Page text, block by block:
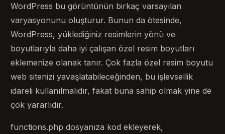
WordPress bu görüntünün birkaç varsayılan
varyasyonunu oluşturur. Bunun da ötesinde,
WordPress, yüklediğiniz resimlerin yönü ve
boyutlarıyla daha iyi çalışan özel resim boyutları
eklemenize olanak tanır. Çok fazla özel resim boyutu
web sitenizi yavaşlatabileceğinden, bu işlevsellik
idareli kullanılmalıdır, fakat buna sahip olmak yine de
çok yararlıdır.
functions.php dosyanıza kod ekleyerek,